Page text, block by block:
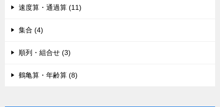
速度算・通過算 (11)
集合 (4)
順列・組合せ (3)
鶴亀算・年齢算 (8)